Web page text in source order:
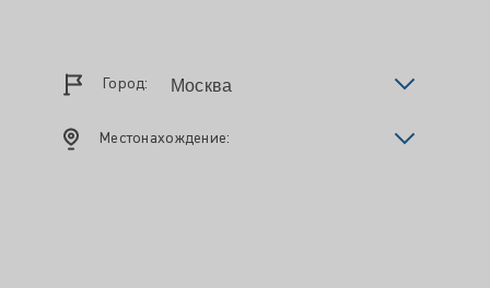
Город:
Местонахождение: